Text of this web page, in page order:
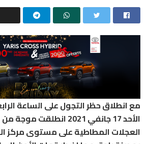
مع انطلاق حظر التجول على الساعة
الأحد 17 جانفي 2021
العجلات المطاطية على مستوى مركز